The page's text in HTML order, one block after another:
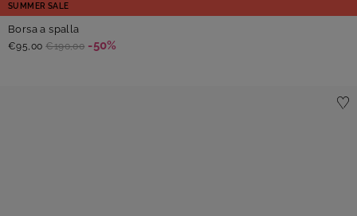
SUMMER SALE
Borsa a spalla
€95,00 €190,00 -50%